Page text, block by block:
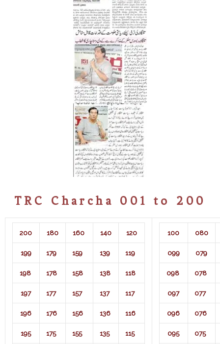
TRC Charcha 001 to 200
200 180 160 140 120
199 179 159 139 119
198 178 158 138 118
197 177 157 137 117
196 176 156 136 116
195 175 155 135 115
100 080
099 079
098 078
097 077
096 076
095 075